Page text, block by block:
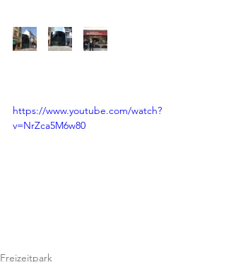
https://www.youtube.com/watch?
v=NrZca5M6w80
Freizeitpark